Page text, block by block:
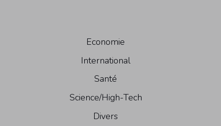
Economie
International
Santé
Science/High-Tech
Divers